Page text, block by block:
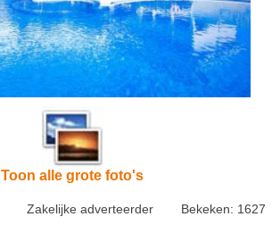
Toon alle grote foto's
Zakelijke adverteerder Bekeken: 1627